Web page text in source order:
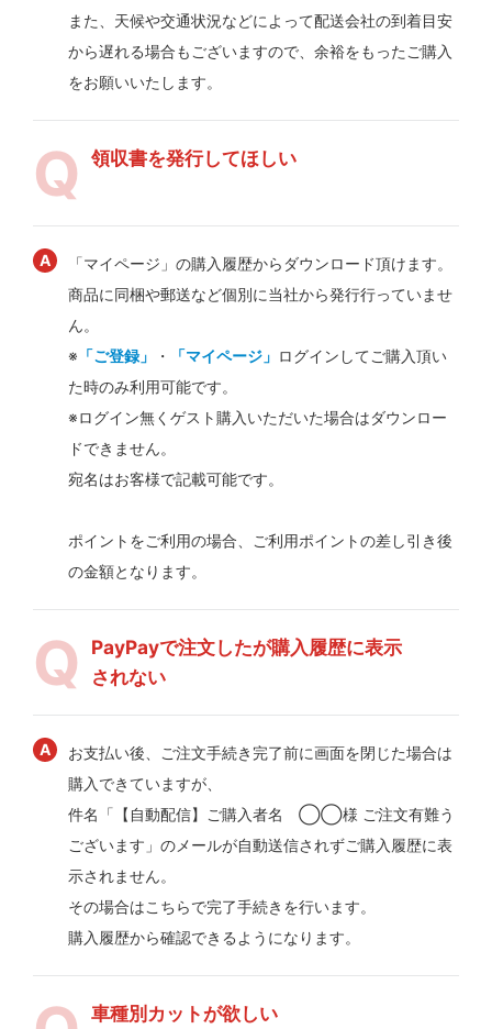
また、天候や交通状況などによって配送会社の到着目安
から遅れる場合もございますので、余裕をもったご購入
をお願いいたします。
領収書を発行してほしい
「マイページ」の購入履歴からダウンロード頂けます。
商品に同梱や郵送など個別に当社から発行行っていませ
ん。
※ 「ご登録」 ・ 「マイページ」 ログインしてご購入頂い
た時のみ利用可能です。
※ログイン無くゲスト購入いただいた場合はダウンロー
ドできません。
宛名はお客様で記載可能です。
ポイントをご利用の場合、ご利用ポイントの差し引き後
の金額となります。
PayPayで注文したが購入履歴に表示
されない
お支払い後、ご注文手続き完了前に画面を閉じた場合は
購入できていますが、
件名「【自動配信】ご購入者名 ◯◯様 ご注文有難う
ございます」のメールが自動送信されずご購入履歴に表
示されません。
その場合はこちらで完了手続きを行います。
購入履歴から確認できるようになります。
車種別カットが欲しい